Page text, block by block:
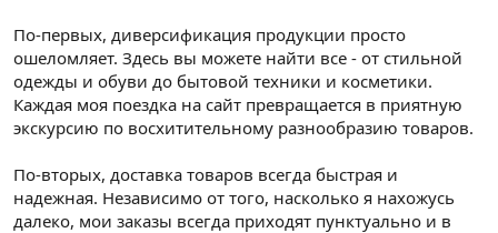
По-первых, диверсификация продукции просто
ошеломляет. Здесь вы можете найти все - от стильной
одежды и обуви до бытовой техники и косметики.
Каждая моя поездка на сайт превращается в приятную
экскурсию по восхитительному разнообразию товаров.
По-вторых, доставка товаров всегда быстрая и
надежная. Независимо от того, насколько я нахожусь
далеко, мои заказы всегда приходят пунктуально и в